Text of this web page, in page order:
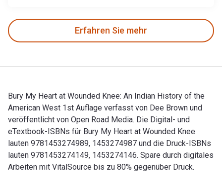
Erfahren Sie mehr
Bury My Heart at Wounded Knee: An Indian History of the
American West 1st Auflage verfasst von Dee Brown und
veröffentlicht von Open Road Media. Die Digital- und
eTextbook-ISBNs für Bury My Heart at Wounded Knee
lauten 9781453274989, 1453274987 und die Druck-ISBNs
lauten 9781453274149, 1453274146. Spare durch digitales
Arbeiten mit VitalSource bis zu 80% gegenüber Druck.